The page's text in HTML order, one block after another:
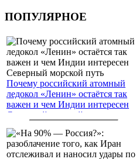
ПОПУЛЯРНОЕ
Почему российский атомный
ледокол «Ленин» остаётся так
важен и чем Индии интересен
Северный морской путь